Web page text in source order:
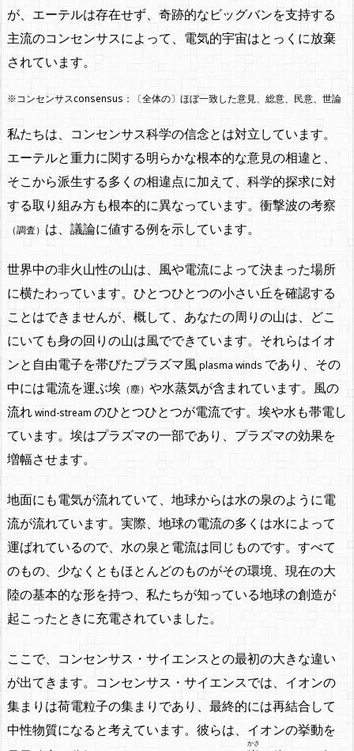
が、エーテルは存在せず、奇跡的なビッグバンを支持する
主流のコンセンサスによって、電気的宇宙はとっくに放棄
されています。
※コンセンサスconsensus：〔全体の〕ほぼ一致した意見、総意、民意、世論
私たちは、コンセンサス科学の信念とは対立しています。
エーテルと重力に関する明らかな根本的な意見の相違と、
そこから派生する多くの相違点に加えて、科学的探求に対
する取り組み方も根本的に異なっています。衝撃波の考察
（調査） は、議論に値する例を示しています。
世界中の非火山性の山は、風や電流によって決まった場所
に横たわっています。ひとつひとつの小さい丘を確認する
ことはできませんが、概して、あなたの周りの山は、どこ
にいても身の回りの山は風でできています。それらはイオ
ンと自由電子を帯びたプラズマ風plasma winds であり、その
中には電流を運ぶ埃 （塵） や水蒸気が含まれています。風の
流れwind-stream のひとつひとつが電流です。埃や水も帯電し
ています。埃はプラズマの一部であり、プラズマの効果を
増幅させます。
地面にも電気が流れていて、地球からは水の泉のように電
流が流れています。実際、地球の電流の多くは水によって
運ばれているので、水の泉と電流は同じものです。すべて
のもの、少なくともほとんどのものがその環境、現在の大
陸の基本的な形を持つ、私たちが知っている地球の創造が
起こったときに充電されていました。
ここで、コンセンサス・サイエンスとの最初の大きな違い
が出てきます。コンセンサス・サイエンスでは、イオンの
集まりは荷電粒子の集まりであり、最終的には再結合して
中性物質になると考えています。彼らは、イオンの挙動を
かさ